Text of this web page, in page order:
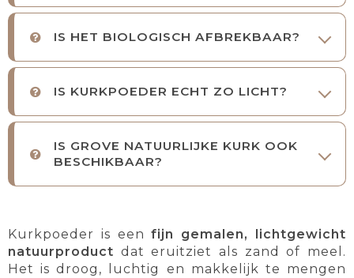
IS HET BIOLOGISCH AFBREKBAAR?
IS KURKPOEDER ECHT ZO LICHT?
IS GROVE NATUURLIJKE KURK OOK
BESCHIKBAAR?
Kurkpoeder is eenfijn gemalen, lichtgewicht
natuurproduct dat eruitziet als zand of meel.
Het is droog, luchtig en makkelijk te mengen